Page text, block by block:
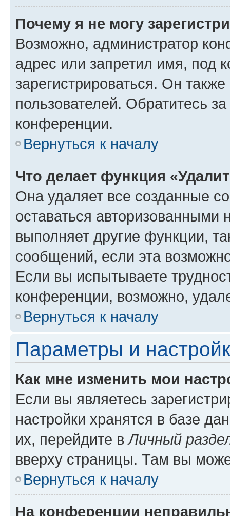
Почему я не могу
Возможно, администратор
адрес или запретил имя, под
зарегистрироваться. Он
пользователей. Обратитесь
конференции.
Вернуться к началу
Что делает функция
Она удаляет все созданные
оставаться авторизованными
выполняет другие функции,
сообщений, если эта
Если вы испытываете
конференции, возможно,
Вернуться к началу
Параметры и
Как мне изменить мои
Если вы являетесь
настройки хранятся в базе
их, перейдите вЛичный
вверху страницы. Там вы
Вернуться к началу
На конференции